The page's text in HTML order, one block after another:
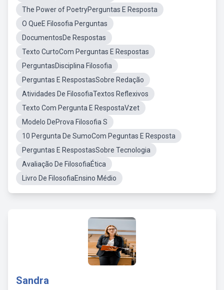
The Power of PoetryPerguntas E Resposta
O QueE Filosofia Perguntas
DocumentosDe Respostas
Texto CurtoCom Perguntas E Respostas
PerguntasDisciplina Filosofia
Perguntas E RespostasSobre Redação
Atividades De FilosofiaTextos Reflexivos
Texto Com Pergunta E RespostaVzet
Modelo DeProva Filosofia S
10 Pergunta De SumoCom Peguntas E Resposta
Perguntas E RespostasSobre Tecnologia
Avaliação De FilosofiaÉtica
Livro De FilosofiaEnsino Médio
Sandra